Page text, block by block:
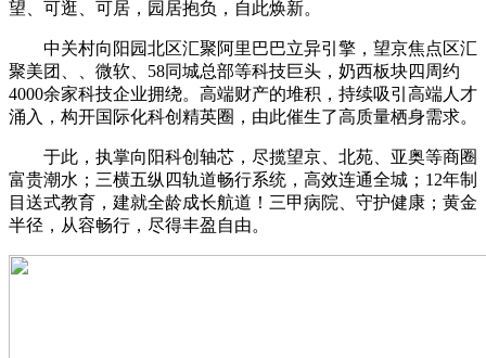
望、可逛、可居，园居抱负，自此焕新。
中关村向阳园北区汇聚阿里巴巴立异引擎，望京焦点区汇
聚美团、、微软、58同城总部等科技巨头，奶西板块四周约
4000余家科技企业拥绕。高端财产的堆积，持续吸引高端人才
涌入，构开国际化科创精英圈，由此催生了高质量栖身需求。
于此，执掌向阳科创轴芯，尽揽望京、北苑、亚奥等商圈
富贵潮水；三横五纵四轨道畅行系统，高效连通全城；12年制
目送式教育，建就全龄成长航道！三甲病院、守护健康；黄金
半径，从容畅行，尽得丰盈自由。